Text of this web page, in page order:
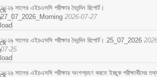
২০২৬ সালের এইচএসসি পরীক্ষার দৈনন্দিন রিপোর্ট।
27_07_2026_Morning 2026-07-27
২০২৬ সালের এইচএসসি পরীক্ষার দৈনন্দিন রিপোর্ট। 25_07_2026
07-25
২০২৬ সালের এইচএসসি পরীক্ষার অংশগ্রহণ করতে ইচ্ছুক পরীক্ষার্থীদের